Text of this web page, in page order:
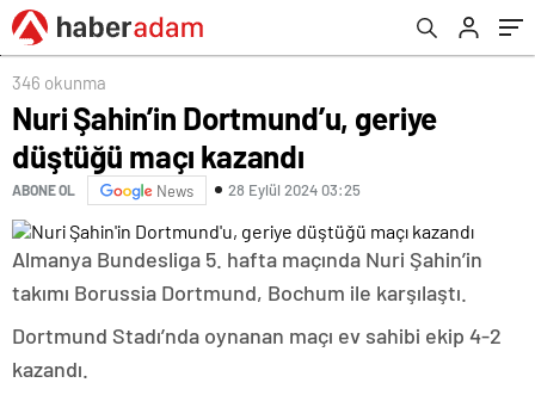
346 okunma
Nuri Şahin’in Dortmund’u, geriye
düştüğü maçı kazandı
ABONE OL News 28 Eylül 2024 03:25
Almanya Bundesliga 5. hafta maçında Nuri Şahin’in
takımı Borussia Dortmund, Bochum ile karşılaştı.
Dortmund Stadı’nda oynanan maçı ev sahibi ekip 4-2
kazandı.